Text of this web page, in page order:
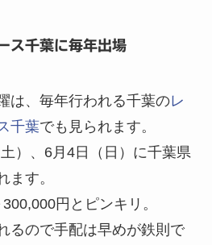
ス千葉に毎年出場
は、毎年行われる千葉のレ
千葉でも見られます。
）、6月4日（日）に千葉県
ます。
円とピンキリ。
るので手配は早めが鉄則で